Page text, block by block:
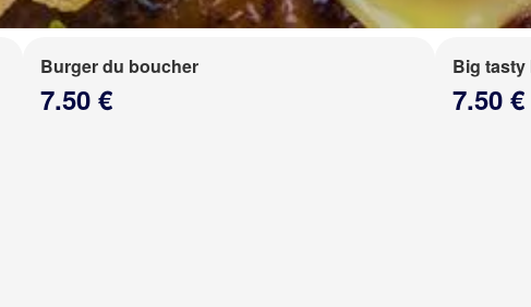
Burger du boucher
7.50 €
Big
7.50 €